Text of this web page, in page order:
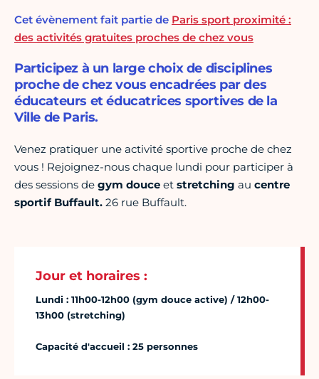
Cet évènement fait partie de Paris sport proximité :
des activités gratuites proches de chez vous
Participez à un large choix de disciplines
proche de chez vous encadrées par des
éducateurs et éducatrices sportives de la
Ville de Paris.
Venez pratiquer une activité sportive proche de chez
vous ! Rejoignez-nous chaque lundi pour participer à
des sessions de gym douce et stretching au centre
sportif Buffault. 26 rue Buffault.
Jour et horaires :
Lundi : 11h00-12h00 (gym douce active) / 12h00-
13h00 (stretching)
Capacité d'accueil : 25 personnes